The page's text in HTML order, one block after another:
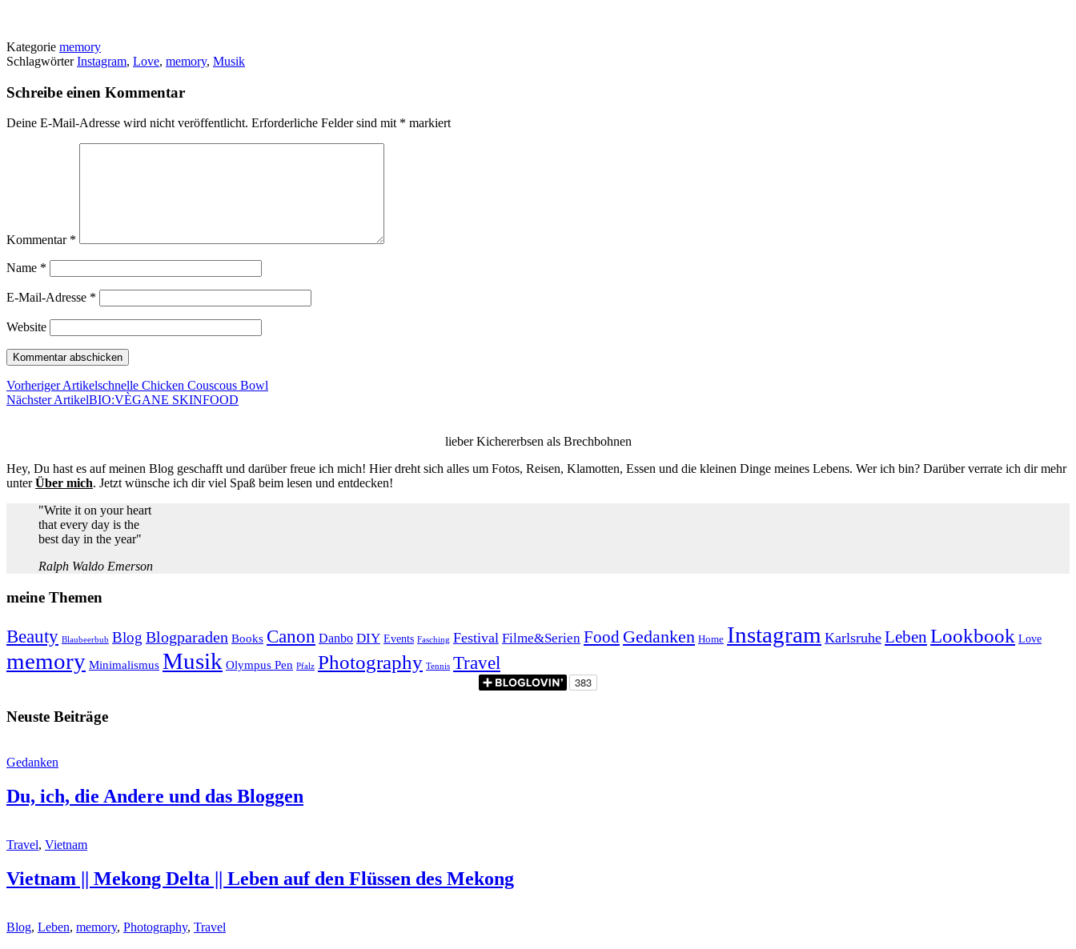
Kategorie memory
SchlagwörterInstagram, Love, memory, Musik
Schreibe einen Kommentar
Deine E-Mail-Adresse wird nicht veröffentlicht. Erforderliche Felder sind mit * markiert
Kommentar *
Name *
E-Mail-Adresse *
Website
Vorheriger Artikelschnelle Chicken Couscous Bowl
Nächster ArtikelBIO:VÈGANE SKINFOOD
lieber Kichererbsen als Brechbohnen
Hey, Du hast es auf meinen Blog geschafft und darüber freue ich mich! Hier dreht sich alles um Fotos, Reisen, Klamotten, Essen und die kleinen Dinge meines Lebens. Wer ich bin? Darüber verrate ich dir mehr
unterÜber mich. Jetzt wünsche ich dir viel Spaß beim lesen und entdecken!
"Write it on your heart
that every day is the
best day in the year"
Ralph Waldo Emerson
meine Themen
Beauty Blaubeerbub Blog Blogparaden Books Canon Danbo DIY Events Fasching Festival Filme&Serien Food Gedanken Home Instagram Karlsruhe Leben Lookbook Love
memory Minimalismus Musik Olympus Pen Pfalz Photography Tennis Travel
Neuste Beiträge
Gedanken
Du, ich, die Andere und das Bloggen
Travel, Vietnam
Vietnam || Mekong Delta || Leben auf den Flüssen des Mekong
Blog, Leben, memory, Photography, Travel